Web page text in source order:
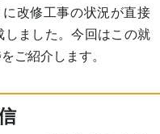
改修工事の状況が直接
ました。今回はこの就
ご紹介します。